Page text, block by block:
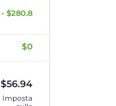
- $280.8
$0
$56.94
Imposta